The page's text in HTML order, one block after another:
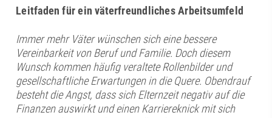
Leitfaden für ein väterfreundliches Arbeitsumfeld
Immer mehr Väter wünschen sich eine bessere
Vereinbarkeit von Beruf und Familie. Doch diesem
Wunsch kommen häufig veraltete Rollenbilder und
gesellschaftliche Erwartungen in die Quere. Obendrauf
besteht die Angst, dass sich Elternzeit negativ auf die
Finanzen auswirkt und einen Karriereknick mit sich